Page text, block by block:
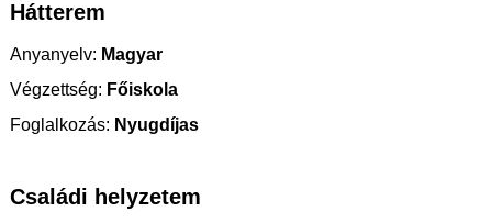
Hátterem
Anyanyelv: Magyar
Végzettség: Főiskola
Foglalkozás: Nyugdíjas
Családi helyzetem